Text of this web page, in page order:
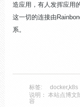
造应用，有人发挥应用
这一切的连接由
系。
标签: docker,k8s
说明： 本站点博文
容